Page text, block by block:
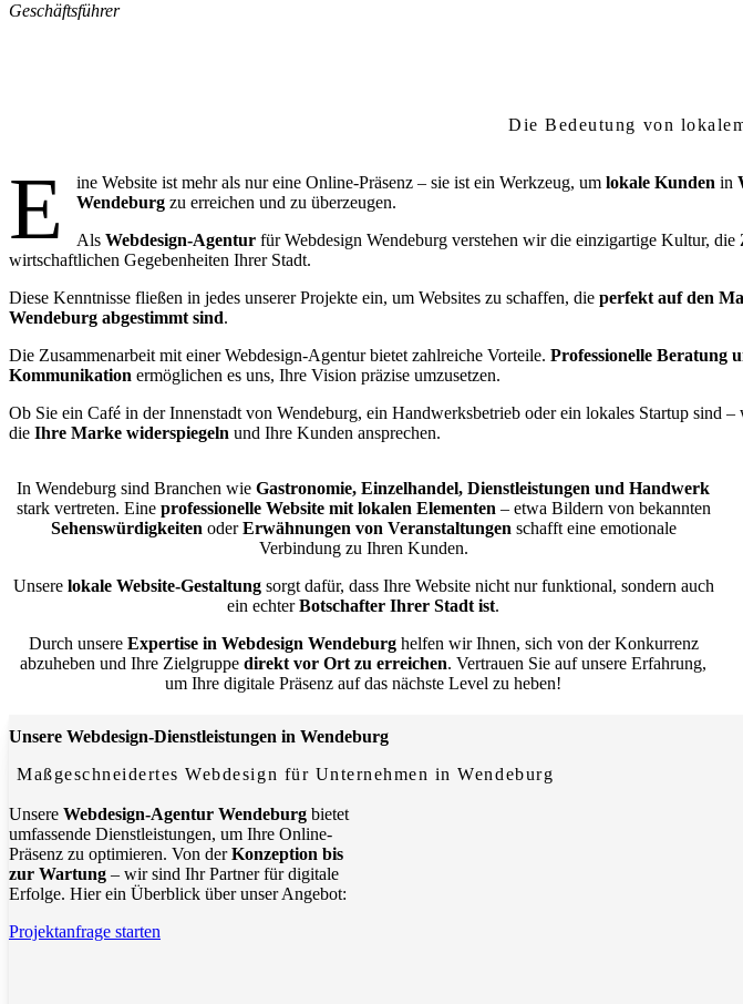
Geschäftsführer
Die Bedeutung von
E ine Website ist mehr als nur eine Online-Präsenz – sie ist ein Werkzeug, um lokale Kunden in
Wendeburg zu erreichen und zu überzeugen.
Als Webdesign-Agentur für Webdesign Wendeburg verstehen wir die einzigartige Kultur, die
wirtschaftlichen Gegebenheiten Ihrer Stadt.
Diese Kenntnisse fließen in jedes unserer Projekte ein, um Websites zu schaffen, die perfekt auf den
Wendeburg abgestimmt sind.
Die Zusammenarbeit mit einer Webdesign-Agentur bietet zahlreiche Vorteile. Professionelle Beratung
Kommunikation ermöglichen es uns, Ihre Vision präzise umzusetzen.
Ob Sie ein Café in der Innenstadt von Wendeburg, ein Handwerksbetrieb oder ein lokales Startup sind –
die Ihre Marke widerspiegeln und Ihre Kunden ansprechen.
In Wendeburg sind Branchen wie Gastronomie, Einzelhandel, Dienstleistungen und Handwerk
stark vertreten. Eine professionelle Website mit lokalen Elementen – etwa Bildern von bekannten
Sehenswürdigkeiten oderErwähnungen von Veranstaltungen schafft eine emotionale
Verbindung zu Ihren Kunden.
Unsere lokale Website-Gestaltungsorgt dafür, dass Ihre Website nicht nur funktional, sondern auch
ein echterBotschafter Ihrer Stadt ist.
Durch unsere Expertise in Webdesign Wendeburghelfen wir Ihnen, sich von der Konkurrenz
abzuheben und Ihre Zielgruppe direkt vor Ort zu erreichen. Vertrauen Sie auf unsere Erfahrung,
um Ihre digitale Präsenz auf das nächste Level zu heben!
Unsere Webdesign-Dienstleistungen in Wendeburg
Maßgeschneidertes Webdesign für Unternehmen in Wendeburg
Unsere Webdesign-Agentur Wendeburg bietet
umfassende Dienstleistungen, um Ihre Online-
Präsenz zu optimieren. Von derKonzeption bis
zur Wartung – wir sind Ihr Partner für digitale
Erfolge. Hier ein Überblick über unser Angebot:
Projektanfrage starten